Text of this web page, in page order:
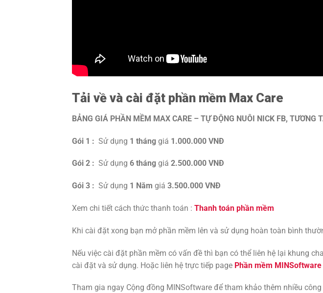
Tải về và cài đặt phần mềm Max Care
BẢNG GIÁ PHẦN MỀM MAX CARE – TỰ ĐỘNG NUÔI NICK FB, TƯƠNG
Gói 1 : Sử dụng 1 tháng giá 1.000.000 VNĐ
Gói 2 : Sử dụng 6 tháng giá 2.500.000 VNĐ
Gói 3 : Sử dụng 1 Năm giá 3.500.000 VNĐ
Xem chi tiết cách thức thanh toán : Thanh toán phần mềm
Khi cài đặt xong bạn mở phần mềm lên và sử dụng hoàn toàn bình
Nếu việc cài đặt phần mềm có vấn đề thì bạn có thể liên hệ lại khung
cài đặt và sử dụng. Hoặc liên hệ trực tiếp page Phần mềm MINSoftware
Tham gia ngay Cộng đồng MINSoftware để tham khảo thêm nhiều